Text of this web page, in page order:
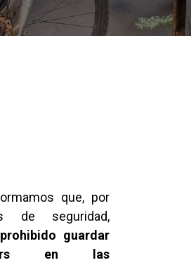
que, por
de seguridad,
prohibido guardar
en las